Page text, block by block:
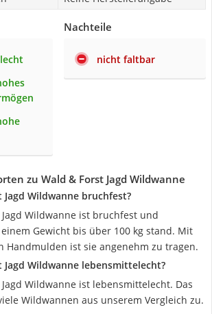
Nachteile
nicht faltbar
zu Wald & Forst Jagd Wildwanne
Jagd Wildwanne bruchfest?
Jagd Wildwanne ist bruchfest und
Gewicht bis über 100 kg stand. Mit
Handmulden ist sie angenehm zu tragen.
Jagd Wildwanne lebensmittelecht?
Jagd Wildwanne ist lebensmittelecht. Das
Wildwannen aus unserem Vergleich zu.